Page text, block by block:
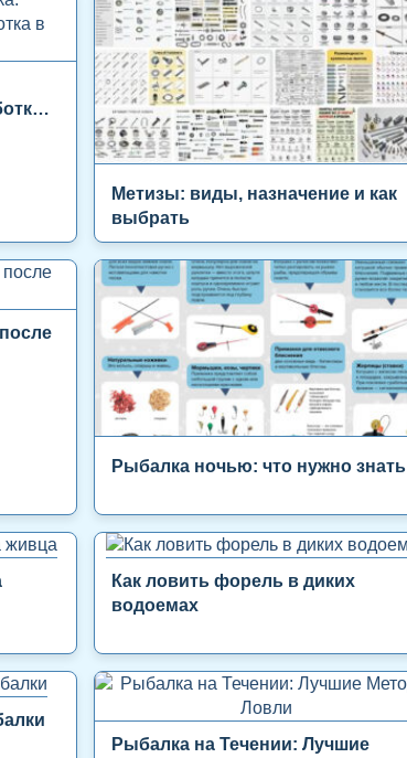
в
Метизы: виды, назначение и как
выбрать
Рыбалка ночью: что нужно знать
Как ловить форель в диких
водоемах
Рыбалка на Течении: Лучшие